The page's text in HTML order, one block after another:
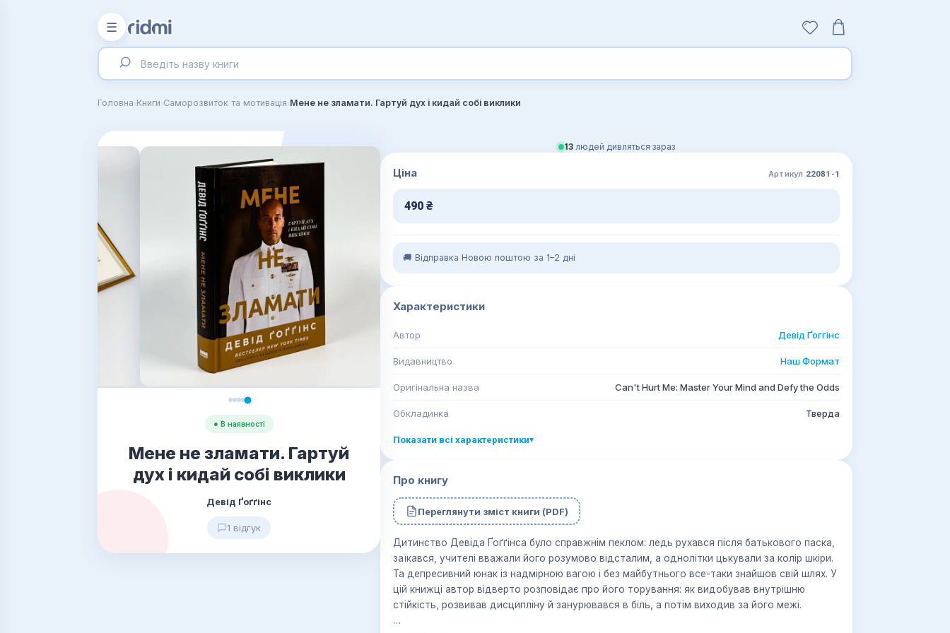
☰
Головна›Книги›Саморозвиток та мотивація›Мене не зламати. Гартуй дух і кидай собі виклики
● В наявності
Мене не зламати. Гартуй
дух і кидай собі виклики
Девід Ґоґґінс
1 відгук
13людей дивляться зараз
Ціна Артикул 22081-1
490 ₴
🚚 Відправка Новою поштою за 1–2 дні
Характеристики
Автор Девід Ґоґґінс
Видавництво Наш Формат
Оригінальна назва Can't Hurt Me: Master Your Mind and Defy the Odds
Обкладинка Тверда
Показати всі характеристики▾
Про книгу
Переглянути зміст книги (PDF)
Дитинство Девіда Ґоґґінса було справжнім пеклом: ледь рухався після батькового паска,
заїкався, учителі вважали його розумово відсталим, а однолітки цькували за колір шкіри.
Та депресивний юнак із надмірною вагою і без майбутнього все-таки знайшов свій шлях. У
цій книжці автор відверто розповідає про його торування: як видобував внутрішню
стійкість, розвивав дисципліну й занурювався в біль, а потім виходив за його межі.